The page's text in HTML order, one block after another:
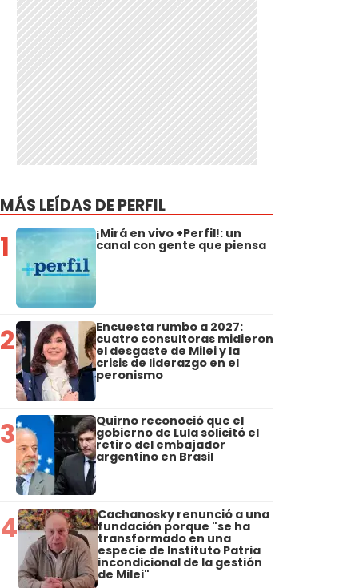
MÁS LEÍDAS DE PERFIL
1 ¡Mirá en vivo +Perfil!: un
canal con gente que piensa
2 Encuesta rumbo a 2027:
cuatro consultoras midieron
el desgaste de Milei y la
crisis de liderazgo en el
peronismo
3 Quirno reconoció que el
gobierno de Lula solicitó el
retiro del embajador
argentino en Brasil
4 Cachanosky renunció a una
fundación porque "se ha
transformado en una
especie de Instituto Patria
incondicional de la gestión
de Milei"